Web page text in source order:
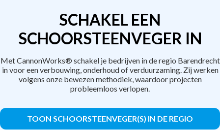
SCHAKEL EEN
SCHOORSTEENVEGER IN
Met CannonWorks® schakel je bedrijven in de regio Barendrecht
in voor een verbouwing, onderhoud of verduurzaming. Zij werken
volgens onze bewezen methodiek, waardoor projecten
probleemloos verlopen.
TOON SCHOORSTEENVEGER(S) IN DE REGIO